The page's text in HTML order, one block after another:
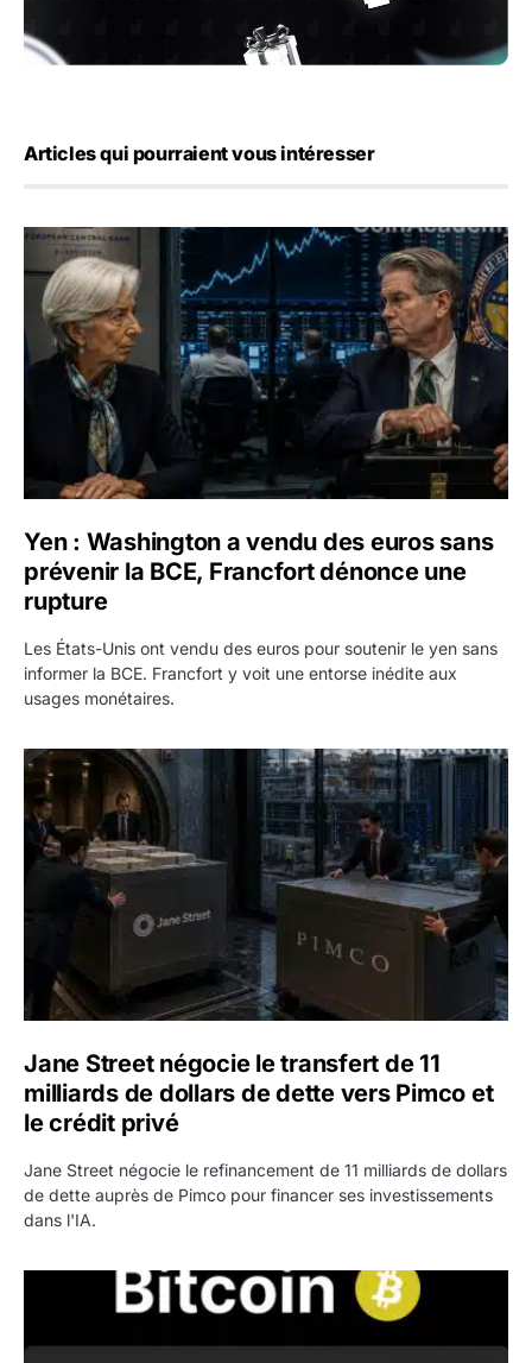
Articles qui pourraient vous intéresser
Yen : Washington a vendu des euros sans prévenir la
Yen : Washington a vendu des euros sans
prévenir la BCE, Francfort dénonce une
rupture
Les États-Unis ont vendu des euros pour soutenir le yen sans
informer la BCE. Francfort y voit une entorse inédite aux
usages monétaires.
Jane Street négocie le transfert de 11 milliards de
Jane Street négocie le transfert de 11
milliards de dollars de dette vers Pimco et
le crédit privé
Jane Street négocie le refinancement de 11 milliards de dollars
de dette auprès de Pimco pour financer ses investissements
dans l'IA.
Bitcoin stagne à 64 000 dollars pendant que les